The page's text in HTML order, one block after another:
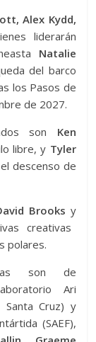
Alex Kydd,
liderarán
Natalie
del barco
los Pasos de
de 2027.
son Ken
libre, y Tyler
descenso de
Brooks y
creativas
polares.
son de
Ari
Santa Cruz) y
(SAEF),